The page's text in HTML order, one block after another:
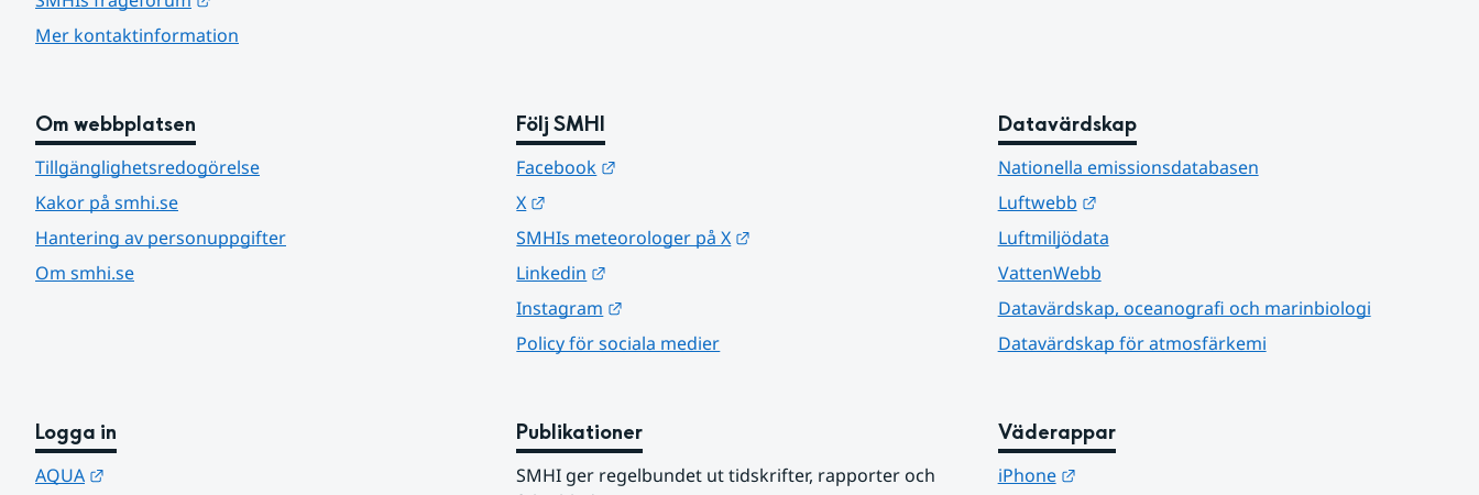
Mer kontaktinformation
Om webbplatsen
Tillgänglighetsredogörelse
Kakor på smhi.se
Hantering av personuppgifter
Om smhi.se
Följ SMHI
Facebook
X
SMHIs meteorologer på X
Linkedin
Instagram
Policy för sociala medier
Datavärdskap
Nationella emissionsdatabasen
Luftwebb
Länk till annan webbplats.
Luftmiljödata
VattenWebb
Datavärdskap, oceanografi och marinbiologi
Datavärdskap för atmosfärkemi
Logga in
AQUA
Publikationer
SMHI ger regelbundet ut tidskrifter, rapporter och
Väderappar
iPhone Länk till annan webbplats.